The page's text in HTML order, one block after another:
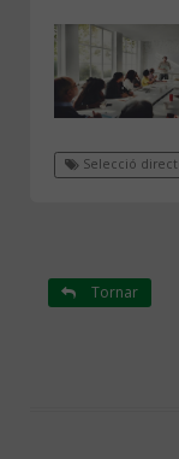
Selecció
Tornar